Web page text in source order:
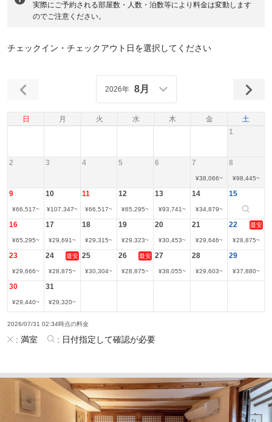
実際にご予約される部屋数・人数・泊数等により料金は変動します
のでご注意ください。
チェックイン・チェックアウト日を選択してください
日 月 火 水 木 金 土
2026年 8月
1
2 3 4 5 6 7
¥38,066~
8
¥98,445~
9
¥66,517~
10
¥107,347~
11
¥66,517~
12
¥65,295~
13
¥93,741~
14
¥34,879~
15
16
¥65,295~
17
¥29,691~
18
¥29,315~
19
¥29,323~
20
¥30,453~
21
¥29,646~
22 最安
¥28,875~
23
¥29,666~
24 最安
¥28,875~
25
¥30,304~
26 最安
¥28,875~
27
¥38,055~
28
¥29,603~
29
¥37,880~
30
¥29,440~
31
¥29,320~
2026/07/31 02:34時点の料金
: 満室 : 日付指定して確認が必要